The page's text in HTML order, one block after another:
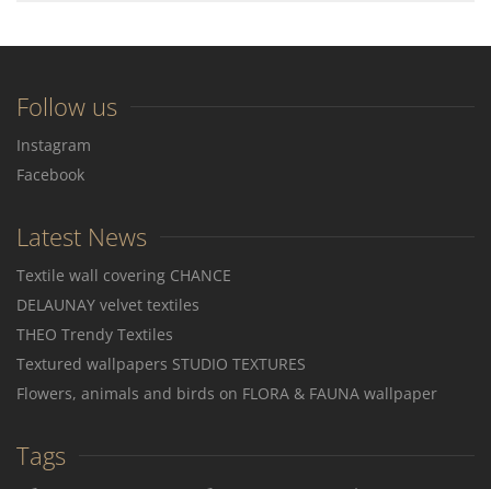
Follow us
Instagram
Facebook
Latest News
Textile wall covering CHANCE
DELAUNAY velvet textiles
THEO Trendy Textiles
Textured wallpapers STUDIO TEXTURES
Flowers, animals and birds on FLORA & FAUNA wallpaper
Tags